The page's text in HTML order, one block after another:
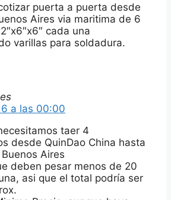
puerta a puerta desde
Aires via maritima de 6
cada una
varillas para soldadura.
a las 00:00
taer 4
desde QuinDao China hasta
Aires
deben pesar menos de 20
asi que el total podría ser